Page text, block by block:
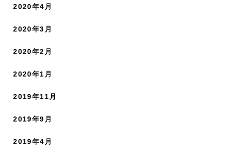
2020年4月
2020年3月
2020年2月
2020年1月
2019年11月
2019年9月
2019年4月